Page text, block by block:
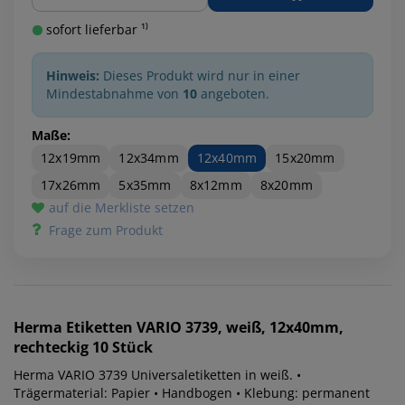
sofort lieferbar ¹⁾
Hinweis: Dieses Produkt wird nur in einer
Mindestabnahme von 10 angeboten.
Maße:
12x19mm
12x34mm 12x40mm
15x20mm
17x26mm
5x35mm 8x12mm
8x20mm
auf die Merkliste setzen
Frage zum Produkt
Herma Etiketten VARIO 3739, weiß, 12x40mm,
rechteckig 10 Stück
Herma VARIO 3739 Universaletiketten in weiß. •
Trägermaterial: Papier • Handbogen • Klebung: permanent